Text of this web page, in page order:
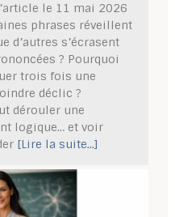
le 11 mai 2026
phrases réveillent
d’autres s’écrasent
? Pourquoi
trois fois une
déclic ?
dérouler une
logique… et voir
[Lire la suite...]